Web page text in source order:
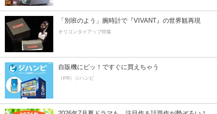
「別班のよう」腕時計で『VIVANT』の世界観再現
オリコンタイアップ特集
自販機にピッ！ですぐに買えちゃう
（PR）ジハンピ